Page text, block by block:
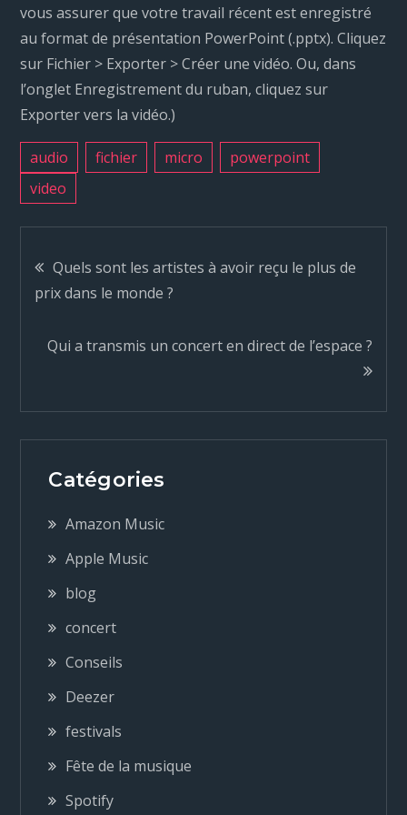
vous assurer que votre travail récent est enregistré
au format de présentation PowerPoint (.pptx). Cliquez
sur Fichier > Exporter > Créer une vidéo. Ou, dans
l’onglet Enregistrement du ruban, cliquez sur
Exporter vers la vidéo.)
audio fichier micro
powerpoint
video
N
a
v
i
g
a
t
o
n
d
e
Quels sont les artistes à avoir reçu le plus de
prix dans le monde ?
Qui a transmis un concert en direct de l’espace ?
Catégories
Amazon Music
Apple Music
blog
concert
Conseils
Deezer
festivals
Fête de la musique
Spotify